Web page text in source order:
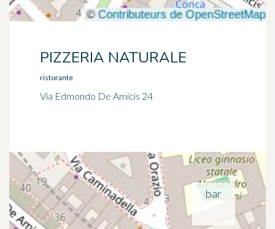
PIZZERIA NATURALE
ristorante
Via Edmondo De Amicis 24
bar